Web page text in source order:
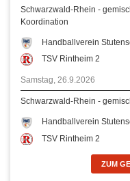
Schwarzwald-Rhein -
Koordination
Handballverein
TSV Rintheim 2
Samstag, 26.9.2026
Schwarzwald-Rhein -
Handballverein
TSV Rintheim 2
ZUM